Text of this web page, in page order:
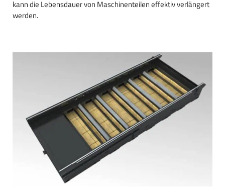
kann die Lebensdauer von Maschinenteilen effektiv verlängert
werden.